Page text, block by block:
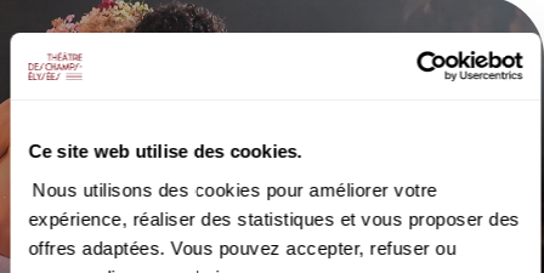
Ce site web utilise des cookies.
Nous utilisons des cookies pour améliorer votre
expérience, réaliser des statistiques et vous proposer des
offres adaptées. Vous pouvez accepter, refuser ou